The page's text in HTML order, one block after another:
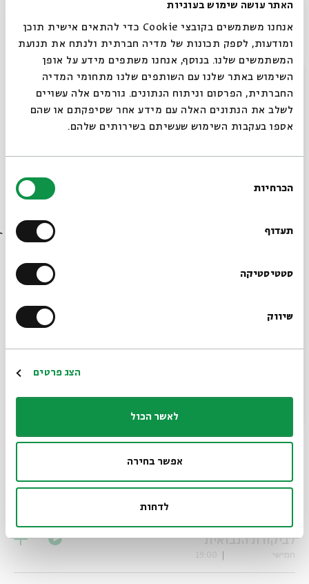
האתר עושה שימוש בעוגיות
אנחנו משתמשים בקובצי Cookie כדי להתאים אישית תוכן
ומודעות, לספק תכונות של מדיה חברתית ולנתח את תנועת
המשתמשים שלנו. בנוסף, אנחנו משתפים מידע על אופן
השימוש באתר שלנו עם השותפים שלנו מתחומי המדיה
החברתית, הפרסום וניתוח הנתונים. גורמים אלה עשויים
לשלב את הנתונים האלה עם מידע אחר שסיפקתם או שהם
אספו בעקבות השימוש שעשיתם בשירותים שלהם.
הסכמה
הכרחיות
תעדוף
סטטיסטיקה
שיווק
הצג פרטים
לאשר הכול
אפשר בחירה
לדחות
הרשמה לאירועים דומים
סדרה של מפגשים
07.08.23
שני 19:00
רביעי 19:00
10.08.23
#5: אסכולת הקדושה כמענה
לביקורת הנבואית
חמישי 19:00
סגור